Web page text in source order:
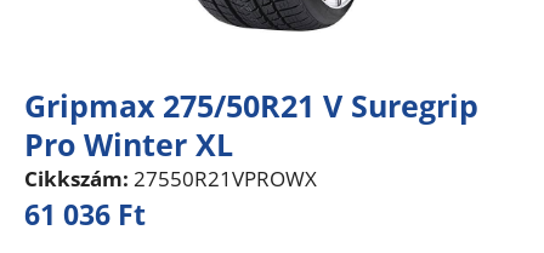
Gripmax 275/50R21 V Suregrip
Pro Winter XL
Cikkszám: 27550R21VPROWX
61 036 Ft